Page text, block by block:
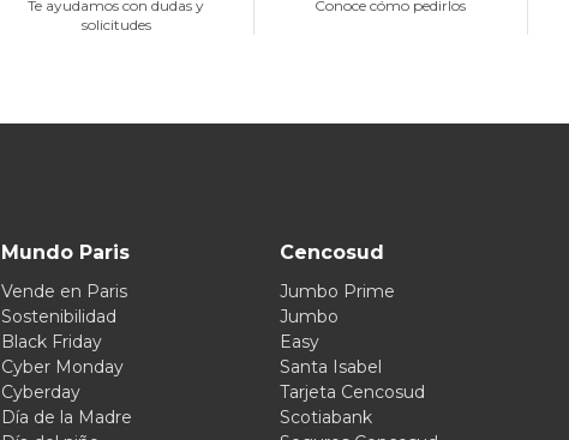
Te ayudamos con dudas y
solicitudes
Conoce cómo pedirlos
Mundo Paris
Vende en Paris
Sostenibilidad
Black Friday
Cyber Monday
Cyberday
Día de la Madre
Cencosud
Jumbo Prime
Jumbo
Easy
Santa Isabel
Tarjeta Cencosud
Scotiabank